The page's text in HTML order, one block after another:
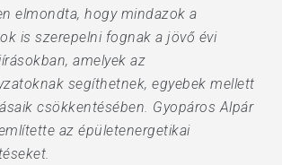
elmondta, hogy mindazok a
is szerepelni fognak a jövő évi
amelyek az
segíthetnek, egyebek mellett
csökkentésében. Gyopáros Alpár
az épületenergetikai